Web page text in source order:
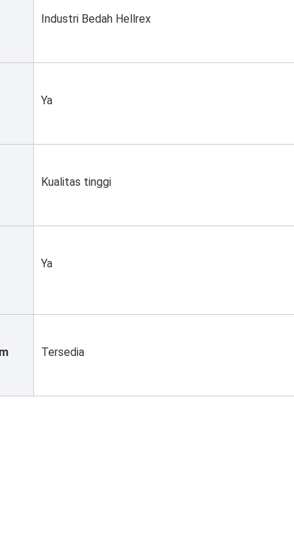
Industri Bedah Hellrex
Ya
Kualitas tinggi
Ya
Tersedia